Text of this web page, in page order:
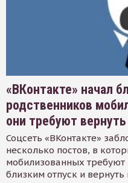
«ВКонтакте» начал
родственников
они требуют
Соцсеть «ВКонтакте»
несколько постов, в
мобилизованных
близким отпуск и